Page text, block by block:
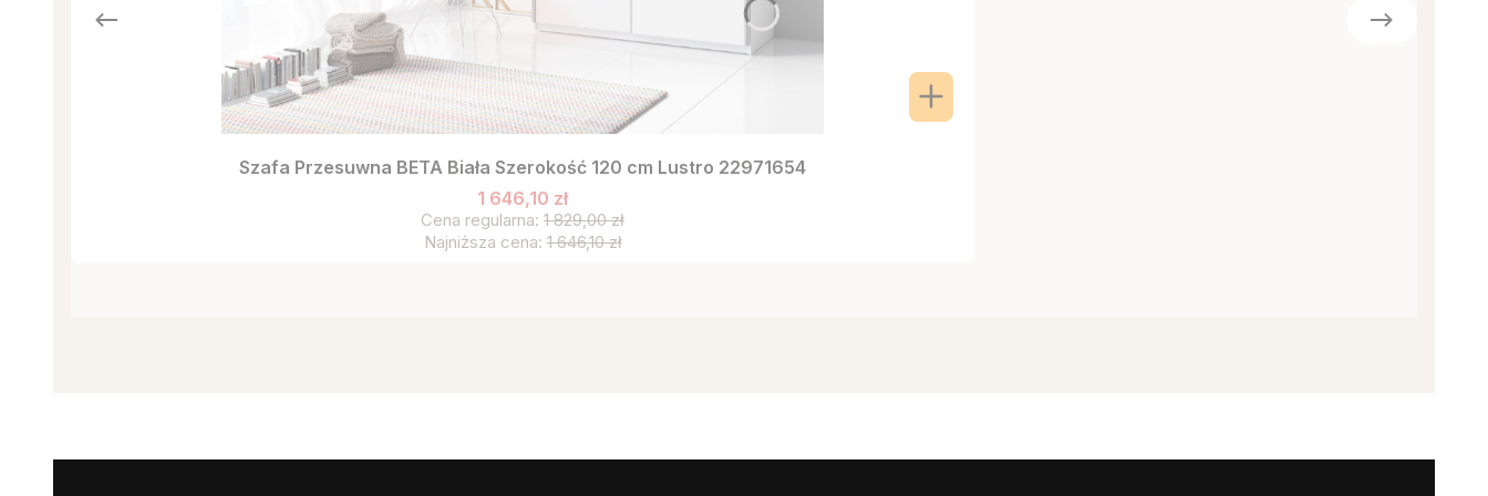
Szafa Przesuwna BETA Biała Szerokość 120 cm Lustro 22971654
1 646,10 zł
Cena regularna: 1 829,00 zł
Najniższa cena: 1 646,10 zł